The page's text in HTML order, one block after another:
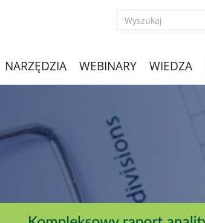
NARZĘDZIA WEBINARY WIEDZA